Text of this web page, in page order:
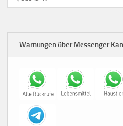
nach:
Warnungen über Messenger